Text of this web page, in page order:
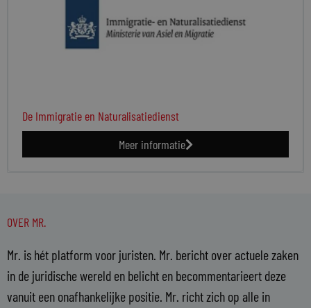
De Immigratie en Naturalisatiedienst
Meer informatie
OVER MR.
Mr. is hét platform voor juristen. Mr. bericht over actuele zaken
in de juridische wereld en belicht en becommentarieert deze
vanuit een onafhankelijke positie. Mr. richt zich op alle in